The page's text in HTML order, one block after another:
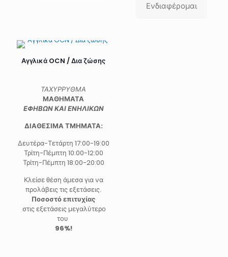
Ενδιαφέρομαι
Αγγλικά OCN / Δια ζώσης
ΤΑΧΥΡΡΥΘΜΑ
ΜΑΘΗΜΑΤΑ
ΕΦΗΒΩΝ ΚΑΙ ΕΝΗΛΙΚΩΝ
ΔΙΑΘΕΣΙΜΑ ΤΜΗΜΑΤΑ:
Δευτέρα-Τετάρτη 17:00-19:00
Τρίτη-Πέμπτη 10:00-12:00
Τρίτη-Πέμπτη 18:00-20:00
Κλείσε θέση άμεσα για να
προλάβεις τις εξετάσεις.
Ποσοστό επιτυχίας
στις εξετάσεις μεγαλύτερο
του
96%!